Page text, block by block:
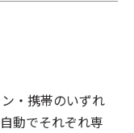
・携帯のいずれ
動でそれぞれ専